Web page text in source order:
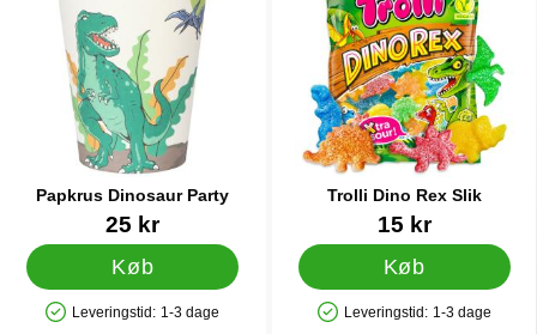
Papkrus Dinosaur Party
Varenr 4129825 kr
Køb
Produkttilgængelighed: På lager
Leveringstid: 1-3 dage
Trolli Dino Rex Slik
Varenr 2308515 kr
Køb
Produkttilgængelighed: På lager
Leveringstid: 1-3 dage